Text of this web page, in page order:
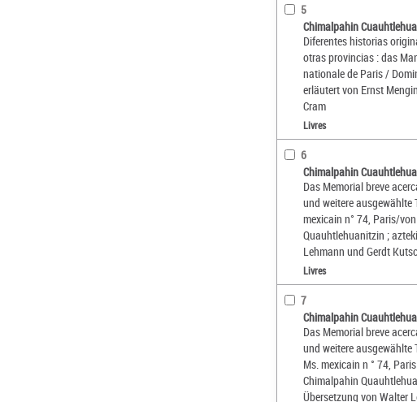
5
Chimalpahin
Diferentes historias
otras provincias : das
nationale de Paris /
erläutert von Ernst
Cram
Livres
6
Chimalpahin
Das Memorial breve
und weitere ausgewählte
mexicain n° 74, Paris/
Quauhtlehuanitzin ;
Lehmann und Gerdt
Livres
7
Chimalpahin
Das Memorial breve
und weitere ausgewählte
Ms. mexicain n ° 74,
Chimalpahin
Übersetzung von Walter